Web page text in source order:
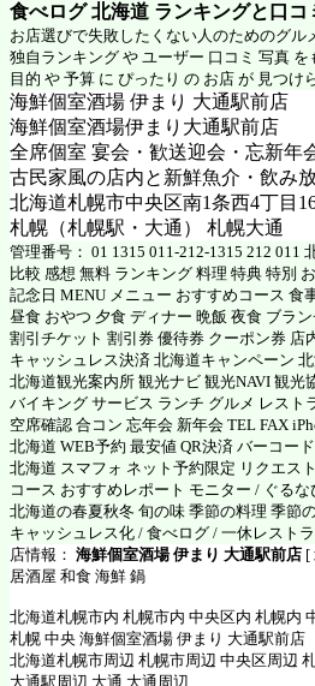
食べログ 北海道 ランキングと口コ
お店選びで失敗したくない人のためのグ
独自ランキング や ユーザー 口コミ 写真
目的 や 予算 に ぴったり の お店 が 見つけ
海鮮個室酒場 伊まり 大通駅前店
海鮮個室酒場伊まり大通駅前店
全席個室 宴会・歓送迎会・忘新年
古民家風の店内と新鮮魚介・飲み
北海道札幌市中央区南1条西4丁目
札幌（札幌駅・大通） 札幌大通
管理番号： 01 1315 011-212-1315 212 011
比較 感想 無料 ランキング 料理 特典 特別
記念日 MENU メニュー おすすめコース 食
昼食 おやつ 夕食 ディナー 晩飯 夜食 ブラ
割引チケット 割引券 優待券 クーポン券 店
キャッシュレス決済 北海道キャンペーン
北海道観光案内所 観光ナビ 観光NAVI 観
バイキング サービス ランチ グルメ レスト
空席確認 合コン 忘年会 新年会 TEL FAX
北海道 WEB予約 最安値 QR決済 バーコー
北海道 スマフォ ネット予約限定 リクエス
コース おすすめレポート モニター / ぐる
北海道の春夏秋冬 旬の味 季節の料理 季節
キャッシュレス化 / 食べログ / 一休レスト
店情報： 海鮮個室酒場 伊まり 大通駅前店 [
居酒屋 和食 海鮮 鍋
北海道札幌市内 札幌市内 中央区内 札幌内
札幌 中央 海鮮個室酒場 伊まり 大通駅前店
北海道札幌市周辺 札幌市周辺 中央区周辺
大通駅周辺 大通 大通周辺